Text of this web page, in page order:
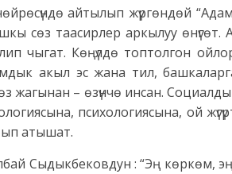
айтылып жүргөндөй
сөз таасирлер аркылуу
чыгат. Көңүлдө топтолгон ойлор,
акыл эс жана тил, башкаларга
жагынан – өзүнчө инсан. Социалдык
психологиясына, ой
атышат.
Сыдыкбековдун : “Эң көркөм,